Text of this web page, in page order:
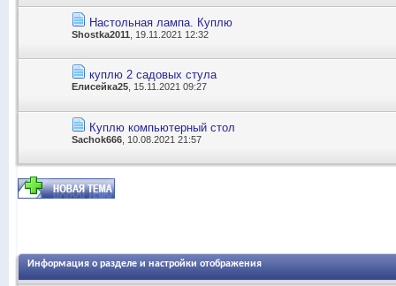
Настольная лампа. Куплю
Shostka2011 , 19.11.2021 12:32
куплю 2 садовых стула
Елисейка25, 15.11.2021 09:27
Куплю компьютерный стол
Sachok666 , 10.08.2021 21:57
Информация о разделе и настройки отображения